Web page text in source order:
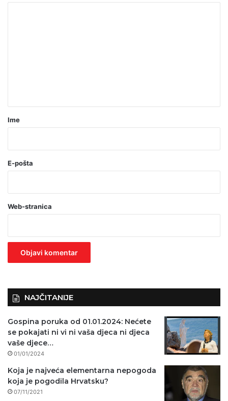
r
o
a
v
z
Ime
E-pošta
Web-stranica
NAJČITANIJE
Gospina poruka od 01.01.2024: Nećete
se pokajati ni vi ni vaša djeca ni djeca
vaše djece…
01/01/2024
Koja je najveća elementarna nepogoda
koja je pogodila Hrvatsku?
07/11/2021